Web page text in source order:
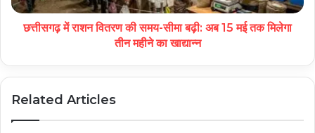
छत्तीसगढ़ में राशन वितरण की समय-सीमा बढ़ी: अब 15 मई तक मिलेगा
तीन महीने का खाद्यान्न
Related Articles